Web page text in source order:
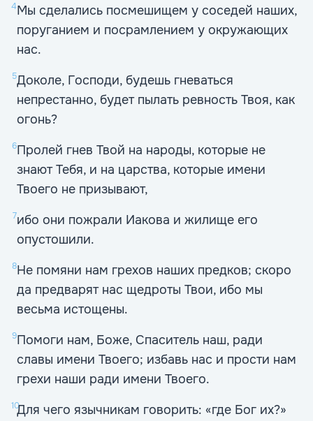
4Мы сделались посмешищем у соседей наших,
поруганием и посрамлением у окружающих
нас.
5Доколе, Господи, будешь гневаться
непрестанно, будет пылать ревность Твоя, как
огонь?
6Пролей гнев Твой на народы, которые не
знают Тебя, и на царства, которые имени
Твоего не призывают,
7ибо они пожрали Иакова и жилище его
опустошили.
8Не помяни нам грехов наших предков; скоро
да предварят нас щедроты Твои, ибо мы
весьма истощены.
9Помоги нам, Боже, Спаситель наш, ради
славы имени Твоего; избавь нас и прости нам
грехи наши ради имени Твоего.
10Для чего язычникам говорить: «где Бог их?»